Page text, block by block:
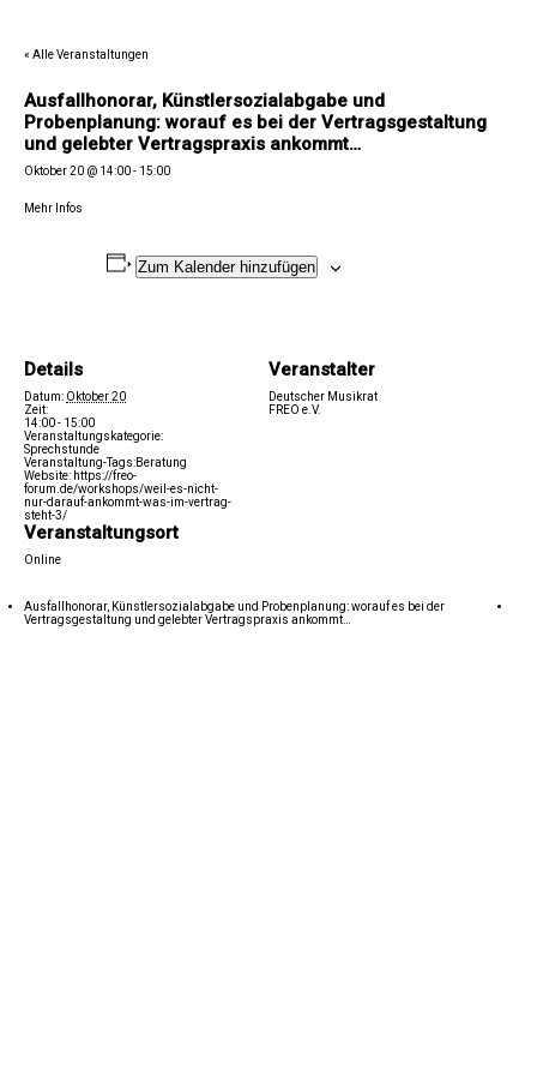
« Alle Veranstaltungen
Ausfallhonorar, Künstlersozialabgabe und
Probenplanung: worauf es bei der Vertragsgestaltung
und gelebter Vertragspraxis ankommt…
Oktober 20 @ 14:00- 15:00
Mehr Infos
Zum Kalender hinzufügen
Details
Datum: Oktober 20
Zeit:
14:00 - 15:00
Veranstaltungskategorie:
Sprechstunde
Veranstaltung-Tags:Beratung
Website: https://freo-
forum.de/workshops/weil-es-nicht-
nur-darauf-ankommt-was-im-vertrag-
steht-3/
Veranstaltungsort
Online
Veranstalter
Deutscher Musikrat
FREO e.V.
Ausfallhonorar, Künstlersozialabgabe und Probenplanung: worauf es bei der
Vertragsgestaltung und gelebter Vertragspraxis ankommt…